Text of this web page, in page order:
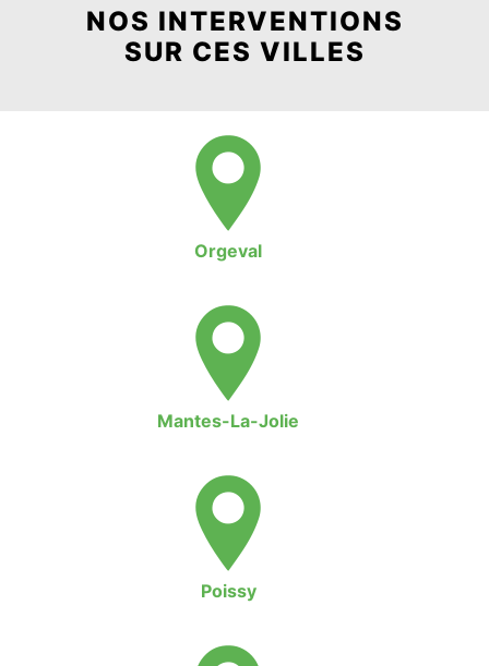
NOS INTERVENTIONS
SUR CES VILLES
Orgeval
Mantes-La-Jolie
Poissy